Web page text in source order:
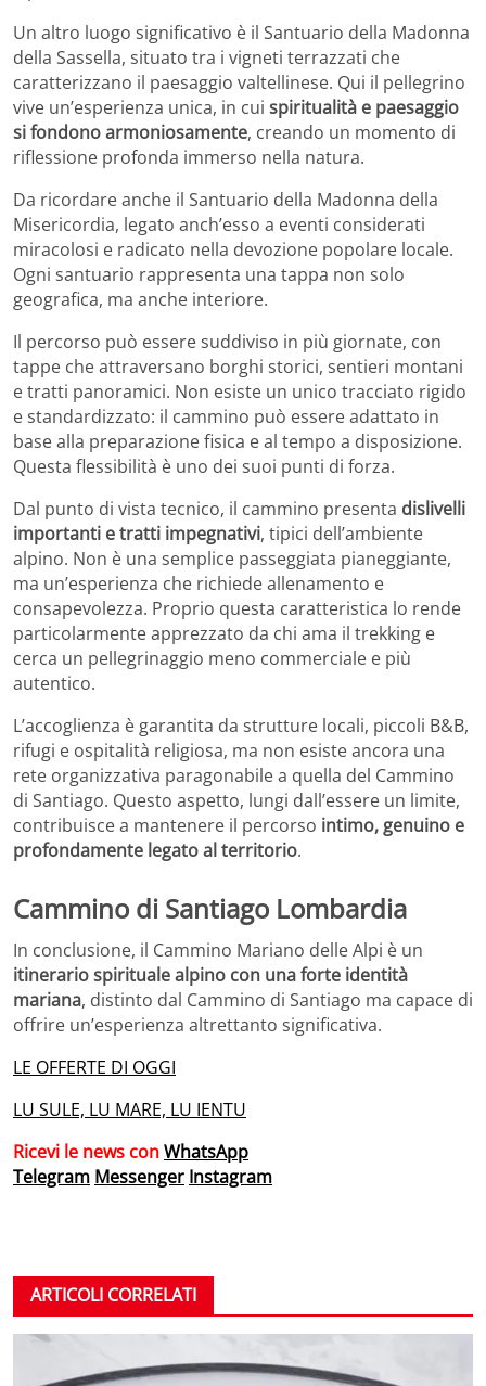
Un altro luogo significativo è il Santuario della Madonna
della Sassella, situato tra i vigneti terrazzati che
caratterizzano il paesaggio valtellinese. Qui il pellegrino
vive un’esperienza unica, in cui spiritualità e paesaggio
si fondono armoniosamente, creando un momento di
riflessione profonda immerso nella natura.
Da ricordare anche il Santuario della Madonna della
Misericordia, legato anch’esso a eventi considerati
miracolosi e radicato nella devozione popolare locale.
Ogni santuario rappresenta una tappa non solo
geografica, ma anche interiore.
Il percorso può essere suddiviso in più giornate, con
tappe che attraversano borghi storici, sentieri montani
e tratti panoramici. Non esiste un unico tracciato rigido
e standardizzato: il cammino può essere adattato in
base alla preparazione fisica e al tempo a disposizione.
Questa flessibilità è uno dei suoi punti di forza.
Dal punto di vista tecnico, il cammino presenta dislivelli
importanti e tratti impegnativi, tipici dell’ambiente
alpino. Non è una semplice passeggiata pianeggiante,
ma un’esperienza che richiede allenamento e
consapevolezza. Proprio questa caratteristica lo rende
particolarmente apprezzato da chi ama il trekking e
cerca un pellegrinaggio meno commerciale e più
autentico.
L’accoglienza è garantita da strutture locali, piccoli B&B,
rifugi e ospitalità religiosa, ma non esiste ancora una
rete organizzativa paragonabile a quella del Cammino
di Santiago. Questo aspetto, lungi dall’essere un limite,
contribuisce a mantenere il percorso intimo, genuino e
profondamente legato al territorio.
Cammino di Santiago Lombardia
In conclusione, il Cammino Mariano delle Alpi è un
itinerario spirituale alpino con una forte identità
mariana, distinto dal Cammino di Santiago ma capace di
offrire un’esperienza altrettanto significativa.
LE OFFERTE DI OGGI
LU SULE, LU MARE, LU IENTU
Ricevi le news conWhatsApp
Telegram Messenger Instagram
ARTICOLI CORRELATI